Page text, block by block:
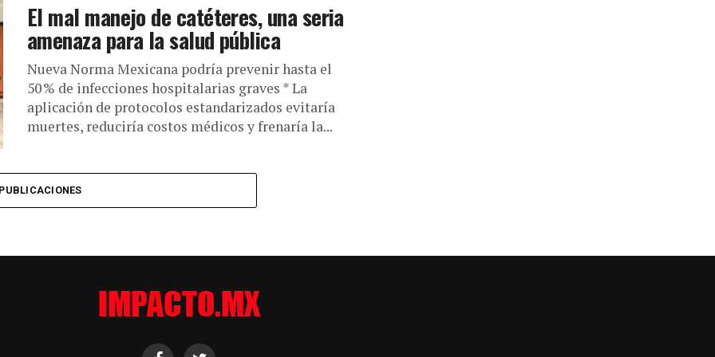
El mal manejo de catéteres, una seria
amenaza para la salud pública
Nueva Norma Mexicana podría prevenir hasta el
50 % de infecciones hospitalarias graves * La
aplicación de protocolos estandarizados evitaría
muertes, reduciría costos médicos y frenaría la...